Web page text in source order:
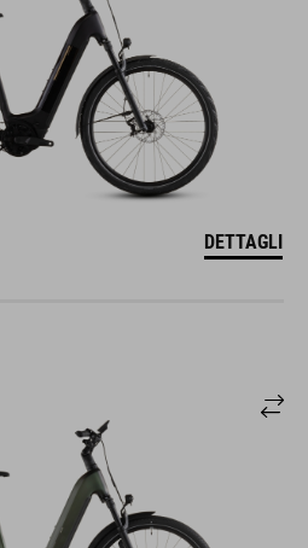
DETTAGLI